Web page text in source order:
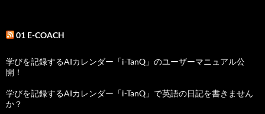
01 E-COACH
学びを記録するAIカレンダー「i-TanQ」のユーザーマニュアル公
開！
学びを記録するAIカレンダー「i-TanQ」で英語の日記を書きません
か？